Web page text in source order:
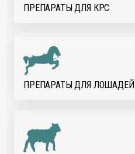
ПРЕПАРАТЫ ДЛЯ КРС
ПРЕПАРАТЫ ДЛЯ ЛОШАДЕЙ